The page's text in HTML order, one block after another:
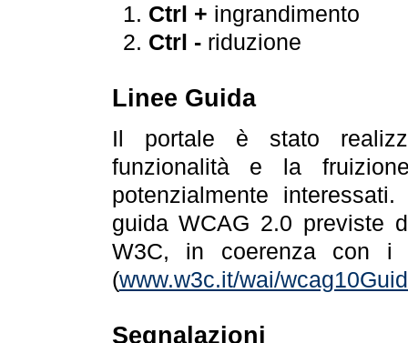
Ctrl + ingrandimento
Ctrl -riduzione
Linee Guida
Il portale è stato
funzionalità e la
potenzialmente
guida WCAG 2.0 previste
W3C, in coerenza con i
(www.w3c.it/wai/
Segnalazioni